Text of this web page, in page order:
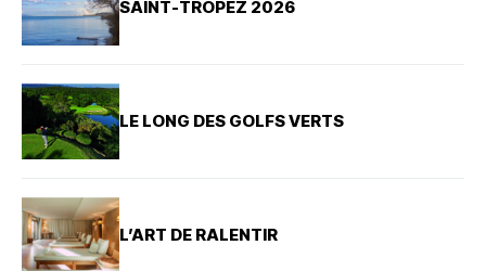
SAINT-TROPEZ 2026
LE LONG DES GOLFS VERTS
L’ART DE RALENTIR